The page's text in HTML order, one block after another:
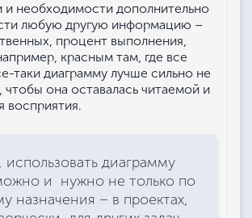
и необходимости дополнительно
любую другую информацию –
процент выполнения,
красным там, где все
таки диаграмму лучше сильно не
чтобы она оставалась читаемой и
восприятия.
использовать диаграмму
и нужно не только по
назначения – в проектах,